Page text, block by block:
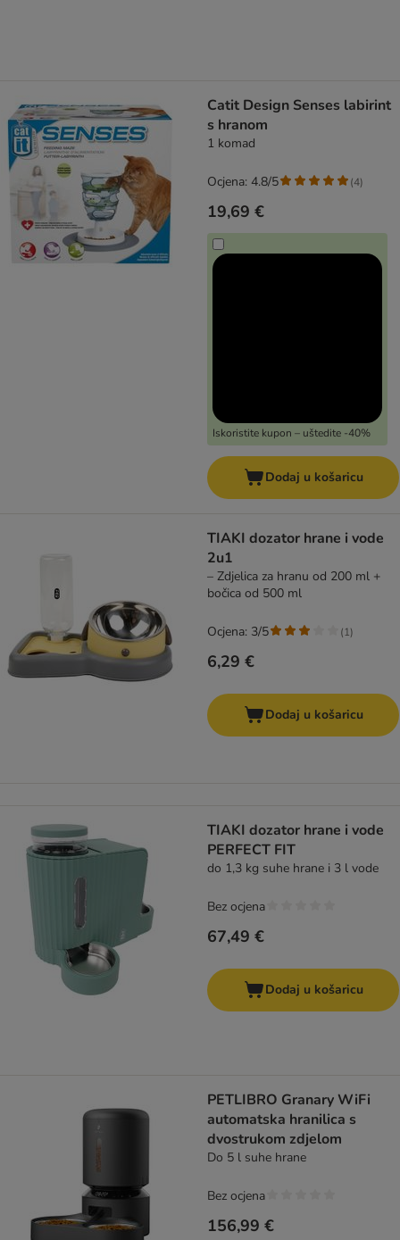
Catit Design Senses labirint
s hranom
1 komad
19,69 €
Iskoristite kupon – uštedite -40%
Ocjena: 4.8/5 (4)
Dodaj u košaricu
TIAKI dozator hrane i vode
2u1
– Zdjelica za hranu od 200 ml +
bočica od 500 ml
6,29 €
Ocjena: 3/5 (1)
Dodaj u košaricu
TIAKI dozator hrane i vode
PERFECT FIT
do 1,3 kg suhe hrane i 3 l vode
67,49 €
Bez ocjena
Dodaj u košaricu
PETLIBRO Granary WiFi
automatska hranilica s
dvostrukom zdjelom
Do 5 l suhe hrane
156,99 €
Bez ocjena